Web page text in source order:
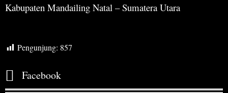
Kabupaten Mandailing Natal – Sumatera Utara
Pengunjung: 857
Facebook